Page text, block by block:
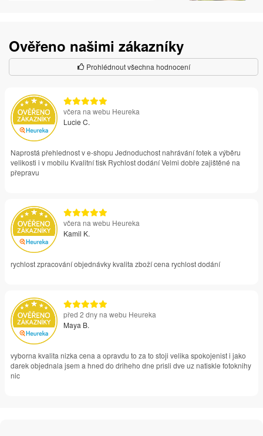
Ověřeno našimi zákazníky
Prohlédnout všechna hodnocení
včera na webu Heureka
Lucie C.
Naprostá přehlednost v e-shopu Jednoduchost nahrávání fotek a výběru
velikosti i v mobilu Kvalitní tisk Rychlost dodání Velmi dobře zajištěné na
přepravu
včera na webu Heureka
Kamil K.
rychlost zpracování objednávky kvalita zboží cena rychlost dodání
před 2 dny na webu Heureka
Maya B.
vyborna kvalita nizka cena a opravdu to za to stoji velika spokojenist i jako
darek objednala jsem a hned do driheho dne prisli dve uz natiskle fotoknihy
nic